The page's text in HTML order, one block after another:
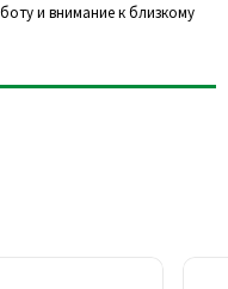
и внимание к близкому